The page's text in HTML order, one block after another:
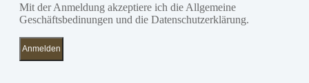
Mit der Anmeldung akzeptiere ich die Allgemeine
Geschäftsbedinungen und die Datenschutzerklärung.
Anmelden